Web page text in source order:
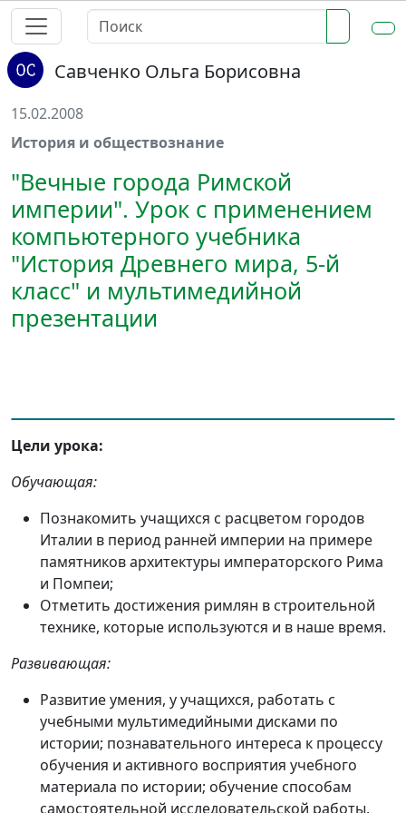
Савченко Ольга Борисовна
15.02.2008
История и обществознание
"Вечные города Римской
империи". Урок с применением
компьютерного учебника
"История Древнего мира, 5-й
класс" и мультимедийной
презентации
Цели урока:
Обучающая:
Познакомить учащихся с расцветом городов
Италии в период ранней империи на примере
памятников архитектуры императорского Рима
и Помпеи;
Отметить достижения римлян в строительной
технике, которые используются и в наше время.
Развивающая:
Развитие умения, у учащихся, работать с
учебными мультимедийными дисками по
истории; познавательного интереса к процессу
обучения и активного восприятия учебного
материала по истории; обучение способам
самостоятельной исследовательской работы.